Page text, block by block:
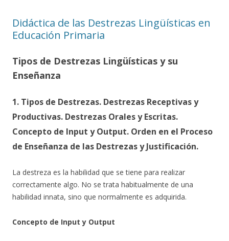
Didáctica de las Destrezas Lingüísticas en
Educación Primaria
Tipos de Destrezas Lingüísticas y su
Enseñanza
1. Tipos de Destrezas. Destrezas Receptivas y
Productivas. Destrezas Orales y Escritas.
Concepto de Input y Output. Orden en el Proceso
de Enseñanza de las Destrezas y Justificación.
La destreza es la habilidad que se tiene para realizar
correctamente algo. No se trata habitualmente de una
habilidad innata, sino que normalmente es adquirida.
Concepto de Input y Output